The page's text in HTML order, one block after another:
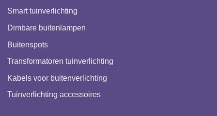
Smart tuinverlichting
Dimbare buitenlampen
Buitenspots
Transformatoren tuinverlichting
Kabels voor buitenverlichting
Tuinverlichting accessoires